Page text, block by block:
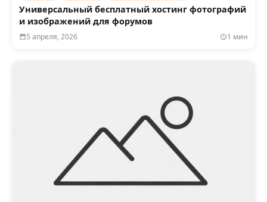
Универсальный бесплатный хостинг фотографий
и изображений для форумов
5 апреля, 2026 1 мин